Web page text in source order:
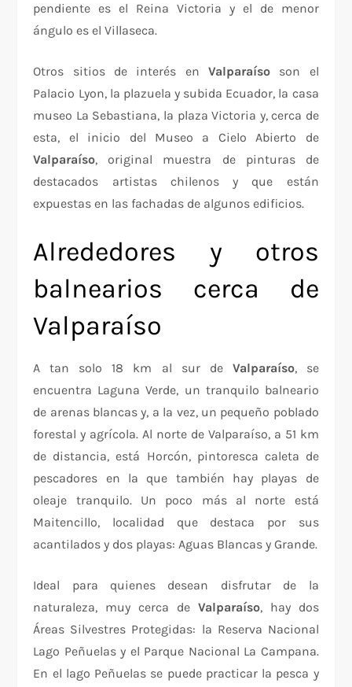
pendiente es el Reina Victoria y el de menor
ángulo es el Villaseca.
Otros sitios de interés en Valparaísoson el
Palacio Lyon, la plazuela y subida Ecuador, la casa
museo La Sebastiana, la plaza Victoria y, cerca de
esta, el inicio del Museo a Cielo Abierto de
Valparaíso, original muestra de pinturas de
destacados artistas chilenos y que están
expuestas en las fachadas de algunos edificios.
Alrededores y otros
balnearios cerca de
Valparaíso
A tan solo 18 km al sur de Valparaíso, se
encuentra Laguna Verde, un tranquilo balneario
de arenas blancas y, a la vez, un pequeño poblado
forestal y agrícola. Al norte de Valparaíso, a 51 km
de distancia, está Horcón, pintoresca caleta de
pescadores en la que también hay playas de
oleaje tranquilo. Un poco más al norte está
Maitencillo, localidad que destaca por sus
acantilados y dos playas: Aguas Blancas y Grande.
Ideal para quienes desean disfrutar de la
naturaleza, muy cerca de Valparaíso, hay dos
Áreas Silvestres Protegidas: la Reserva Nacional
Lago Peñuelas y el Parque Nacional La Campana.
En el lago Peñuelas se puede practicar la pesca y